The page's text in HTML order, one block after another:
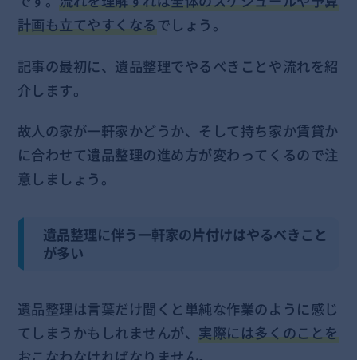
計画も立てやすくなるでしょう。
記事の最初に、遺品整理でやるべきことや流れを紹
介します。
故人の家が一軒家かどうか、そして持ち家か賃貸か
に合わせて遺品整理の進め方が変わってくるので注
意しましょう。
遺品整理に伴う一軒家の片付けはやるべきこと
が多い
遺品整理は言葉だけ聞くと単純な作業のように感じ
てしまうかもしれませんが、実際には多くのことを